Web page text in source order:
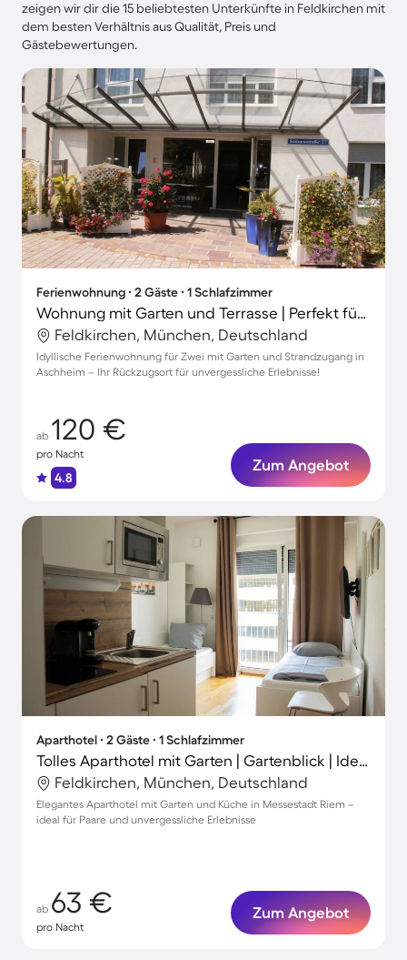
zeigen wir dir die 15 beliebtesten Unterkünfte in Feldkirchen mit
dem besten Verhältnis aus Qualität, Preis und
Gästebewertungen.
Ferienwohnung ∙ 2 Gäste ∙ 1 Schlafzimmer
Wohnung mit Garten und Terrasse | Perfekt für die Arbeit von Zuhause
Feldkirchen, München, Deutschland
Idyllische Ferienwohnung für Zwei mit Garten und Strandzugang in
Aschheim – Ihr Rückzugsort für unvergessliche Erlebnisse!
ab 120 €
pro Nacht
4.8
Zum Angebot
Aparthotel ∙ 2 Gäste ∙ 1 Schlafzimmer
Tolles Aparthotel mit Garten | Gartenblick | Ideal für Homeoffice
Feldkirchen, München, Deutschland
Elegantes Aparthotel mit Garten und Küche in Messestadt Riem –
ideal für Paare und unvergessliche Erlebnisse
ab 63 €
pro Nacht
Zum Angebot